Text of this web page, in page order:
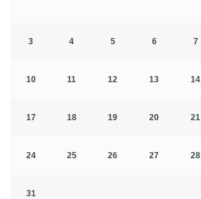
3 4 5 6 7
10 11 12 13 14
17 18 19 20 21
24 25 26 27 28
31